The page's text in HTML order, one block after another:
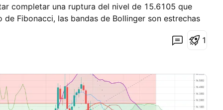
completar una ruptura del nivel de 15.6105 que
de Fibonacci, las bandas de Bollinger son estrechas
que el precio irá en una tendencia alcista y el
proporciona asesorías financieras para los
es educativo, usa toda la información
y desarrollar tu propia estrategia, el comercio
1